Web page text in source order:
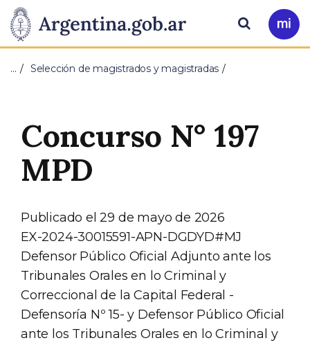
Presidencia
de
Nación
Pasar al contenido principal
Ir
a
Buscar
… Selección de magistrados y magistradas
Concurso N° 197
MPD
Publicado el 29 de mayo de 2026
EX-2024-30015591-APN-DGDYD#MJ
Defensor Público Oficial Adjunto ante los
Tribunales Orales en lo Criminal y
Correccional de la Capital Federal -
Defensoría Nº 15- y Defensor Público Oficial
ante los Tribunales Orales en lo Criminal y